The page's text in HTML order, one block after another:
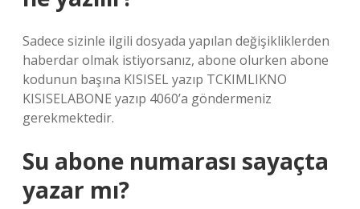
Sadece sizinle ilgili dosyada yapılan değişikliklerden
haberdar olmak istiyorsanız, abone olurken abone
kodunun başına KISISEL yazıp TCKIMLIKNO
KISISELABONE yazıp 4060’a göndermeniz
gerekmektedir.
Su abone numarası sayaçta
yazar mı?